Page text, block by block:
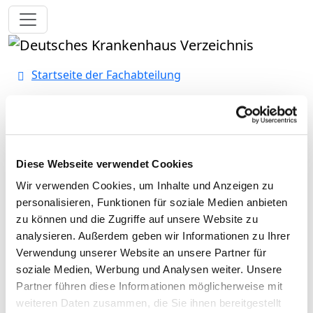
Diese Webseite verwendet Cookies
Wir verwenden Cookies, um Inhalte und Anzeigen zu
personalisieren, Funktionen für soziale Medien anbieten
zu können und die Zugriffe auf unsere Website zu
analysieren. Außerdem geben wir Informationen zu Ihrer
Verwendung unserer Website an unsere Partner für
soziale Medien, Werbung und Analysen weiter. Unsere
Partner führen diese Informationen möglicherweise mit
weiteren Daten zusammen, die Sie ihnen bereitgestellt
Toggle navigation
Startseite der Fachabteilung
DONAUISAR Klinikum
Landau
Klinik für Pneumologie und
Allgemeine Innere Medizin (bis
2025)
Pflegerische Fachexpertise
Praxisanleitung (PQ20)